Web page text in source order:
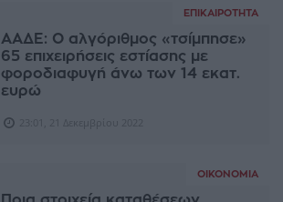
ΕΠΙΚΑΙΡΌΤΗΤΑ
ΑΑΔΕ: Ο αλγόριθμος «τσίμπησε»
65 επιχειρήσεις εστίασης με
φοροδιαφυγή άνω των 14 εκατ.
ευρώ
ΟΙΚΟΝΟΜΊΑ